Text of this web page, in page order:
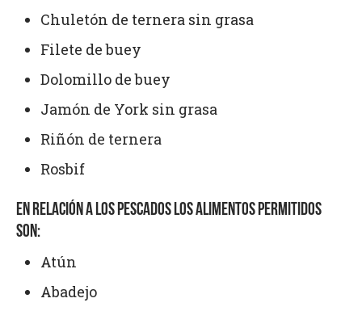
Chuletón de ternera sin grasa
Filete de buey
Dolomillo de buey
Jamón de York sin grasa
Riñón de ternera
Rosbif
EN RELACIÓN ALOS PESCADOSLOS ALIMENTOS PERMITIDOS
SON:
Atún
Abadejo